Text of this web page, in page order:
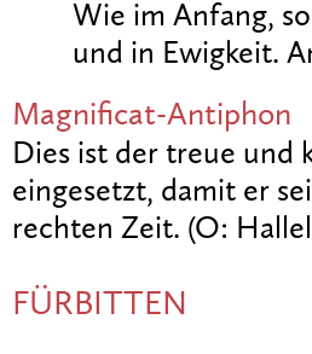
Wie im Anfang,
und in Ewigkeit.
Magnificat-Antiphon
Dies ist der treue und
eingesetzt, damit er
rechten Zeit. (O:
FÜRBITTEN